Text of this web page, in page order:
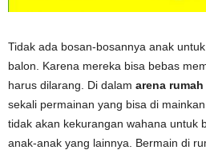
Tidak ada bosan-bosannya anak
balon. Karena mereka bisa bebas
harus dilarang. Di dalam arena
sekali permainan yang bisa di
tidak akan kekurangan wahana untuk
anak-anak yang lainnya. Bermain di